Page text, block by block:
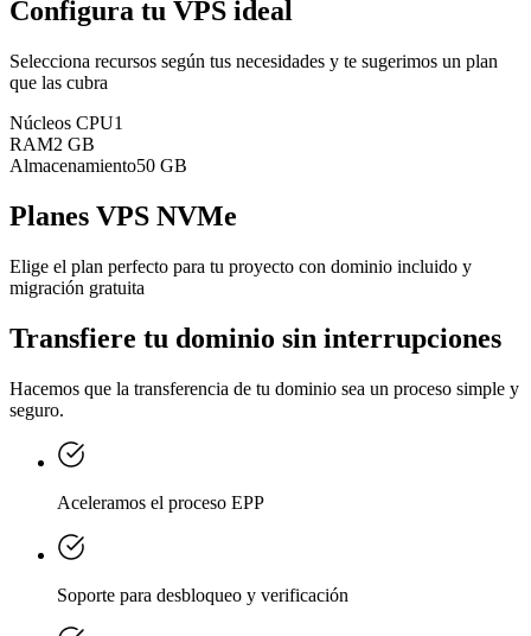
Configura tu VPS ideal
Selecciona recursos según tus necesidades y te sugerimos un plan
que las cubra
Núcleos CPU1
RAM2 GB
Almacenamiento50 GB
Planes VPS NVMe
Elige el plan perfecto para tu proyecto con dominio incluido y
migración gratuita
Transfiere tu dominio sin interrupciones
Hacemos que la transferencia de tu dominio sea un proceso simple y
seguro.
Aceleramos el proceso EPP
Soporte para desbloqueo y verificación